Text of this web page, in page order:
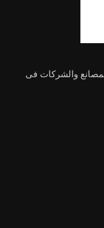
والشركات فى